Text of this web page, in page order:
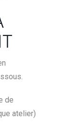
de
atelier)